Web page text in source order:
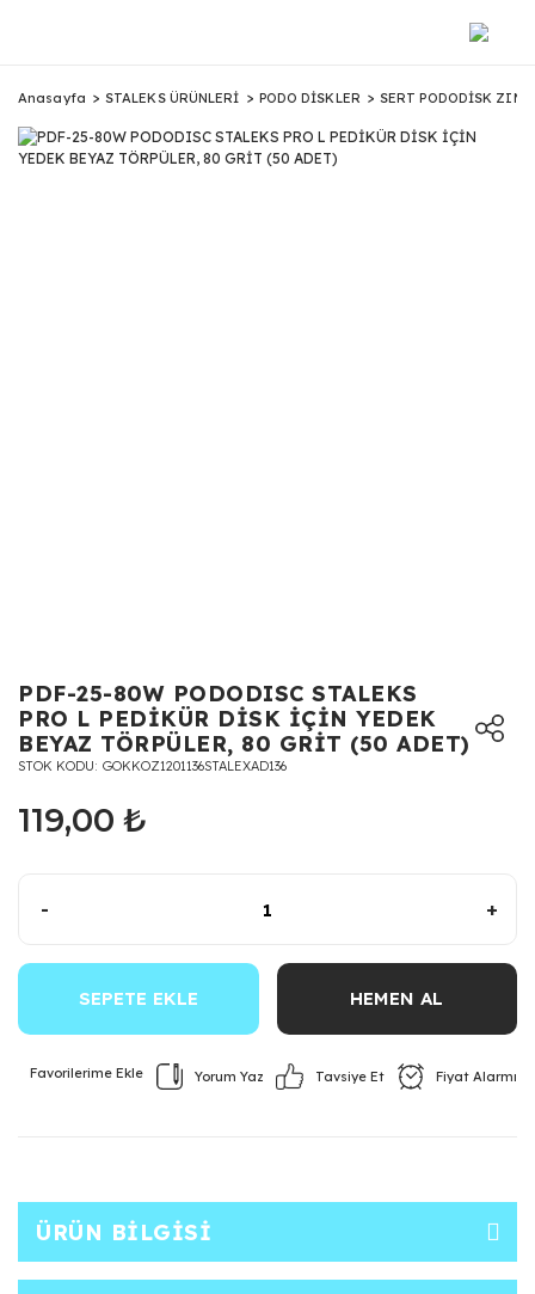
Anasayfa STALEKS ÜRÜNLERİ PODO DİSKLER SERT PODODİSK
PDF-25-80W PODODISC STALEKS
PRO L PEDİKÜR DİSK İÇİN YEDEK
BEYAZ TÖRPÜLER, 80 GRİT (50 ADET)
STOK KODU GOKKOZ1201136STALEXAD136
119,00 ₺
- +
SEPETE EKLE HEMEN AL
Yorum Yaz Tavsiye Et Fiyat Alarmı
ÜRÜN BILGISI